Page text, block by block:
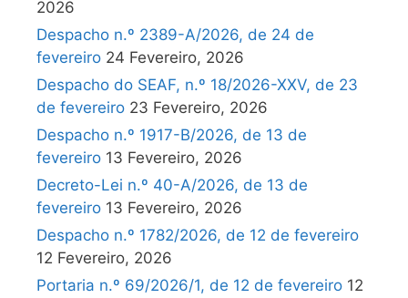
2026
Despacho n.º 2389-A/2026, de 24 de
fevereiro 24 Fevereiro, 2026
Despacho do SEAF, n.º 18/2026-XXV, de 23
de fevereiro 23 Fevereiro, 2026
Despacho n.º 1917-B/2026, de 13 de
fevereiro 13 Fevereiro, 2026
Decreto-Lei n.º 40-A/2026, de 13 de
fevereiro 13 Fevereiro, 2026
Despacho n.º 1782/2026, de 12 de fevereiro
12 Fevereiro, 2026
Portaria n.º 69/2026/1, de 12 de fevereiro 12